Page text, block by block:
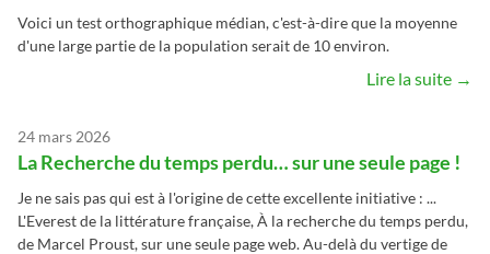
Voici un test orthographique médian, c'est-à-dire que la moyenne
d'une large partie de la population serait de 10 environ.
Lire la suite →
24 mars 2026
La Recherche du temps perdu… sur une seule page !
Je ne sais pas qui est à l'origine de cette excellente initiative : ...
L'Everest de la littérature française, À la recherche du temps perdu,
de Marcel Proust, sur une seule page web. Au-delà du vertige de